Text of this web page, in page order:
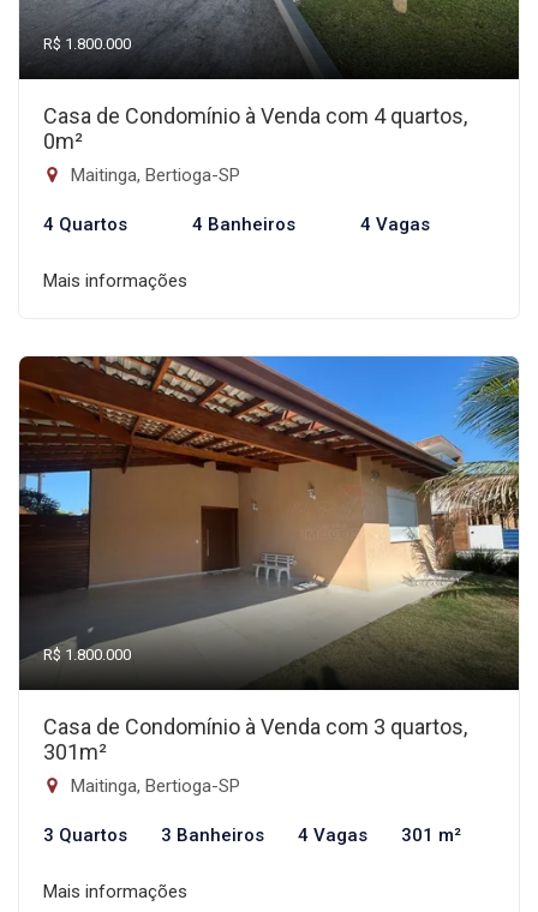
R$ 1.800.000
Casa de Condomínio à Venda com 4 quartos,
0m²
Maitinga, Bertioga-SP
4 Quartos 4 Banheiros 4 Vagas
Mais informações
R$ 1.800.000
Casa de Condomínio à Venda com 3 quartos,
301m²
Maitinga, Bertioga-SP
3 Quartos 3 Banheiros 4 Vagas 301 m²
Mais informações